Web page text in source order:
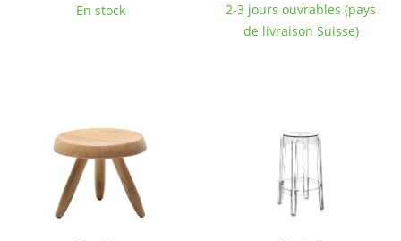
Figurines & Miniatures
Boîtes de rangement
Couvertures
En stock
2-3 jours ouvrables (pays
de livraison Suisse)